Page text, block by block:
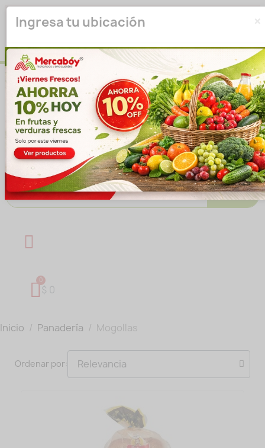
Seleccione su ubicación para que podamos verificar si
actualmente prestamos servicio en su área.
Ingresa tu ubicación
Introducir ubicación
No volver a mostrar esta ventana emergente
IR A LA TIENDA
Buscar
$ 0
Inicio Panadería Mogollas
Ordenar por: